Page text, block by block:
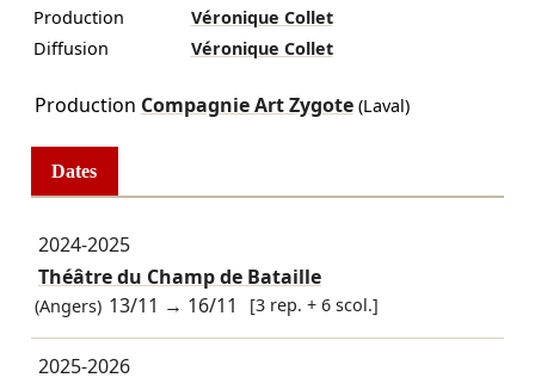
Production
Véronique Collet
Diffusion
Véronique Collet
Production Compagnie Art Zygote(Laval)
Dates
2024-2025
Théâtre du Champ de Bataille
(Angers) 13/11 → 16/11 [3 rep. + 6 scol.]
2025-2026